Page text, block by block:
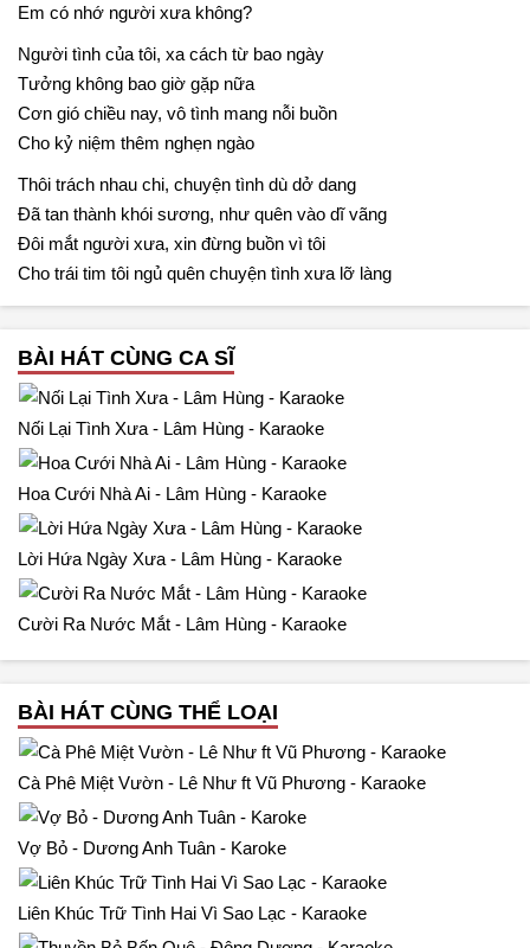
Em có nhớ người xưa không?
Người tình của tôi, xa cách từ bao ngày
Tưởng không bao giờ gặp nữa
Cơn gió chiều nay, vô tình mang nỗi buồn
Cho kỷ niệm thêm nghẹn ngào
Thôi trách nhau chi, chuyện tình dù dở dang
Đã tan thành khói sương, như quên vào dĩ vãng
Đôi mắt người xưa, xin đừng buồn vì tôi
Cho trái tim tôi ngủ quên chuyện tình xưa lỡ làng
BÀI HÁT CÙNG CA SĨ
Nối Lại Tình Xưa - Lâm Hùng - Karaoke
Hoa Cưới Nhà Ai - Lâm Hùng - Karaoke
Lời Hứa Ngày Xưa - Lâm Hùng - Karaoke
Cười Ra Nước Mắt - Lâm Hùng - Karaoke
BÀI HÁT CÙNG THỂ LOẠI
Cà Phê Miệt Vườn - Lê Như ft Vũ Phương - Karaoke
Vợ Bỏ - Dương Anh Tuân - Karoke
Liên Khúc Trữ Tình Hai Vì Sao Lạc - Karaoke